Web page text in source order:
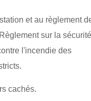
et au règlement
sur la
l'incendie des
cachés.